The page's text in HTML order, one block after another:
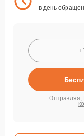
в день
Отправляя,